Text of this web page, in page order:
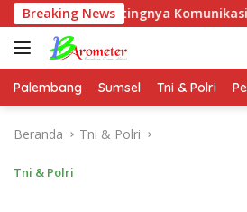
Langsung
ke
konten
Breaking News
Pentingnya Komunikasi
Palembang Sumsel Tni & Polri
Beranda Tni & Polri
Tni & Polri